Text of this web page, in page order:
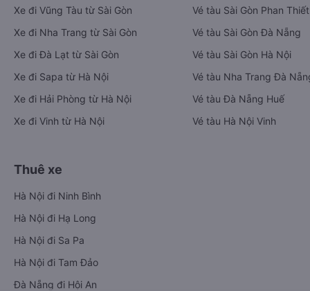
Xe đi Vũng Tàu từ Sài Gòn
Xe đi Nha Trang từ Sài Gòn
Xe đi Đà Lạt từ Sài Gòn
Xe đi Sapa từ Hà Nội
Xe đi Hải Phòng từ Hà Nội
Xe đi Vinh từ Hà Nội
Vé tàu Sài Gòn Phan Thiết
Vé tàu Sài Gòn Đà Nẵng
Vé tàu Sài Gòn Hà Nội
Vé tàu Nha Trang Đà
Vé tàu Đà Nẵng Huế
Vé tàu Hà Nội Vinh
Thuê xe
Hà Nội đi Ninh Bình
Hà Nội đi Hạ Long
Hà Nội đi Sa Pa
Hà Nội đi Tam Đảo
Đà Nẵng đi Hội An